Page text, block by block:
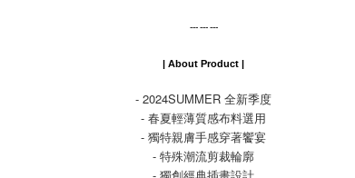
--- --- ---
| About Product |
- 2024SUMMER 全新季度
- 春夏輕薄質感布料選用
- 獨特親膚手感穿著饗宴
- 特殊潮流剪裁輪廓